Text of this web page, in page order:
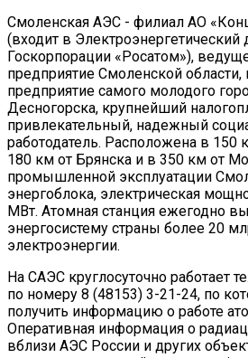
Смоленская АЭС - филиал АО
(входит в Электроэнергетический
Госкорпорации «Росатом»),
предприятие Смоленской
предприятие самого молодого
Десногорска, крупнейший
привлекательный, надежный
работодатель. Расположена в 150
180 км от Брянска и в 350 км от
промышленной эксплуатации
энергоблока, электрическая
МВт. Атомная станция ежегодно
энергосистему страны более 20
электроэнергии.
На САЭС круглосуточно работает
по номеру 8 (48153) 3-21-24, по
получить информацию о работе
Оперативная информация о
вблизи АЭС России и других